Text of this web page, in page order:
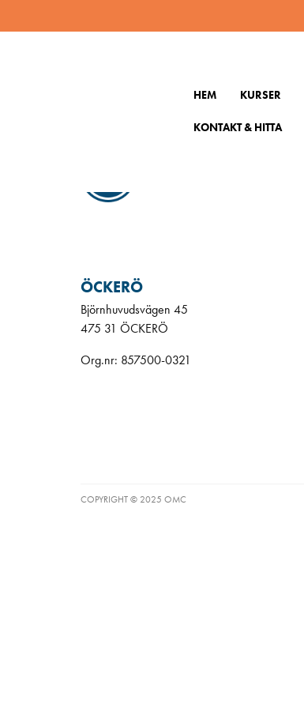
HEM KURSER
KONTAKT & HITTA
ÖCKERÖ
Björnhuvudsvägen 45
475 31 ÖCKERÖ
Org.nr: 857500-0321
COPYRIGHT © 2025 OMC